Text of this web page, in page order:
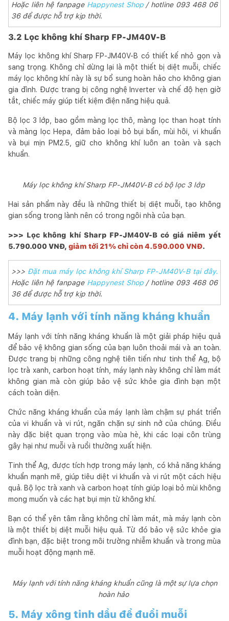
Hoặc liên hệ fanpage Happynest Shop/ hotline 093 468 06
36 để được hỗ trợ kịp thời.
3.2 Lọc không khí Sharp FP-JM40V-B
Máy lọc không khí Sharp FP-JM40V-B có thiết kế nhỏ gọn và
sang trọng. Không chỉ dừng lại là một thiết bị diệt muỗi, chiếc
máy lọc không khí này là sự bổ sung hoàn hảo cho không gian
gia đình. Được trang bị công nghệ Inverter và chế độ hẹn giờ
tắt, chiếc máy giúp tiết kiệm điện năng hiệu quả.
Bộ lọc 3 lớp, bao gồm màng lọc thô, màng lọc than hoạt tính
và màng lọc Hepa, đảm bảo loại bỏ bụi bẩn, mùi hôi, vi khuẩn
và bụi mịn PM2.5, giữ cho không khí luôn an toàn và sạch
khuẩn.
Máy lọc không khí Sharp FP-JM40V-B có bộ lọc 3 lớp
Hai sản phẩm này đều là những thiết bị diệt muỗi, tạo không
gian sống trong lành nên có trong ngôi nhà của bạn.
>>> Lọc không khí Sharp FP-JM40V-B có giá niêm yết
5.790.000 VNĐ, giảm tới 21% chỉ còn 4.590.000 VNĐ.
>>> Đặt mua máy lọc không khí Sharp FP-JM40V-B tại đây.
Hoặc liên hệ fanpage Happynest Shop/ hotline 093 468 06
36 để được hỗ trợ kịp thời.
4. Máy lạnh với tính năng kháng khuẩn
Máy lạnh với tính năng kháng khuẩn là một giải pháp hiệu quả
để bảo vệ không gian sống của bạn luôn thoải mái và an toàn.
Được trang bị những công nghệ tiên tiến như tinh thể Ag, bộ
lọc trà xanh, carbon hoạt tính, máy lạnh này không chỉ làm mát
không gian mà còn giúp bảo vệ sức khỏe gia đình bạn một
cách toàn diện.
Chức năng kháng khuẩn của máy lạnh làm chậm sự phát triển
của vi khuẩn và vi rút, ngăn chặn sự sinh nở của chúng. Điều
này đặc biệt quan trọng vào mùa hè, khi các loại côn trùng
gây hại như muỗi và ruồi thường xuất hiện.
Tinh thể Ag, được tích hợp trong máy lạnh, có khả năng kháng
khuẩn mạnh mẽ, giúp tiêu diệt vi khuẩn và vi rút một cách hiệu
quả. Bộ lọc trà xanh và carbon hoạt tính giúp loại bỏ mùi không
mong muốn và các hạt bụi mịn từ không khí.
Bạn có thể yên tâm rằng không chỉ làm mát, mà máy lạnh còn
là một thiết bị diệt muỗi hiệu quả. Từ đó bảo vệ sức khỏe gia
đình bạn, đặc biệt trong môi trường nhiễm khuẩn và trong mùa
muỗi hoạt động mạnh mẽ.
Máy lạnh với tính năng kháng khuẩn cũng là một sự lựa chọn
hoàn hảo
5. Máy xông tinh dầu để đuổi muỗi